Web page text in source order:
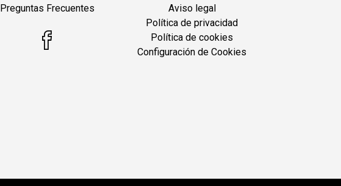
Preguntas Frecuentes
Aviso legal
Política de privacidad
Política de cookies
Configuración de Cookies